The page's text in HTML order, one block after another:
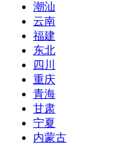
潮汕
云南
福建
东北
四川
重庆
青海
甘肃
宁夏
内蒙古